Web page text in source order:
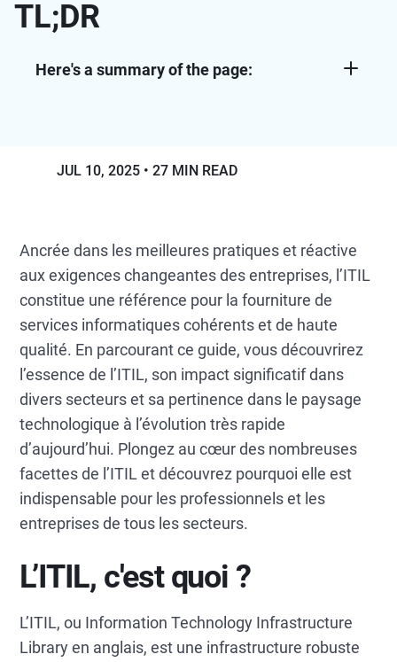
TL;DR
Here's a summary of the page:
management to continuous service
Organizations implementing ITIL achieve
improved service quality, cost
optimization, enhanced customer
satisfaction, better risk management, and
stronger alignment between IT operations
and business goals.
Modern ITSM tools with AI-powered
automation and analytics are essential for
enabling predictive incident management,
automated workflows, and real-time KPI
tracking.
Read the complete guide to understand ITIL's
implementation strategies and discover how
to overcome common adoption challenges
JUL 10, 2025 27 MIN READ
Ancrée dans les meilleures pratiques et réactive
aux exigences changeantes des entreprises, l’ITIL
constitue une référence pour la fourniture de
services informatiques cohérents et de haute
qualité. En parcourant ce guide, vous découvrirez
l’essence de l’ITIL, son impact significatif dans
divers secteurs et sa pertinence dans le paysage
technologique à l’évolution très rapide
d’aujourd’hui. Plongez au cœur des nombreuses
facettes de l’ITIL et découvrez pourquoi elle est
indispensable pour les professionnels et les
entreprises de tous les secteurs.
L’ITIL, c'est quoi ?
L’ITIL, ou Information Technology Infrastructure
Library en anglais, est une infrastructure robuste